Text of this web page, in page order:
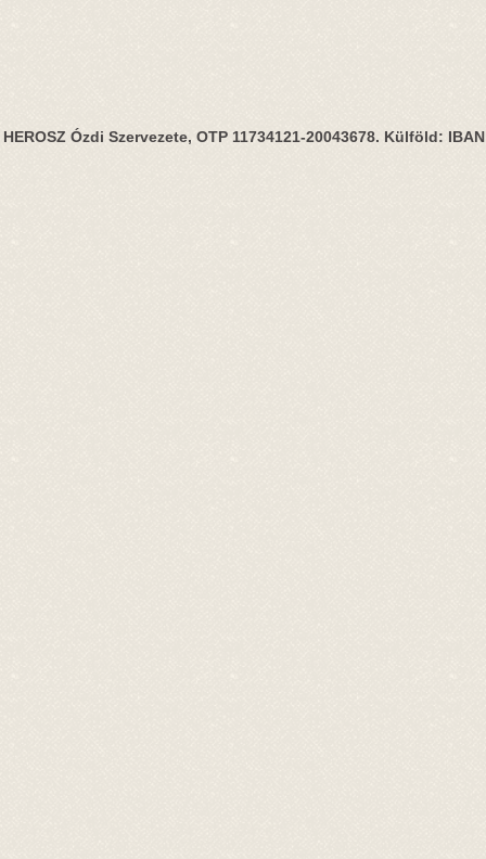
HEROSZ Ózdi Szervezete, OTP 11734121-20043678. Külföld: